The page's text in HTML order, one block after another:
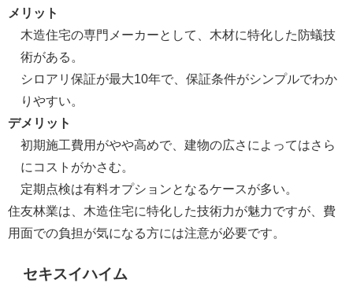
メリット
木造住宅の専門メーカーとして、木材に特化した防蟻技
術がある。
シロアリ保証が最大10年で、保証条件がシンプルでわか
りやすい。
デメリット
初期施工費用がやや高めで、建物の広さによってはさら
にコストがかさむ。
定期点検は有料オプションとなるケースが多い。
住友林業は、木造住宅に特化した技術力が魅力ですが、費
用面での負担が気になる方には注意が必要です。
セキスイハイム